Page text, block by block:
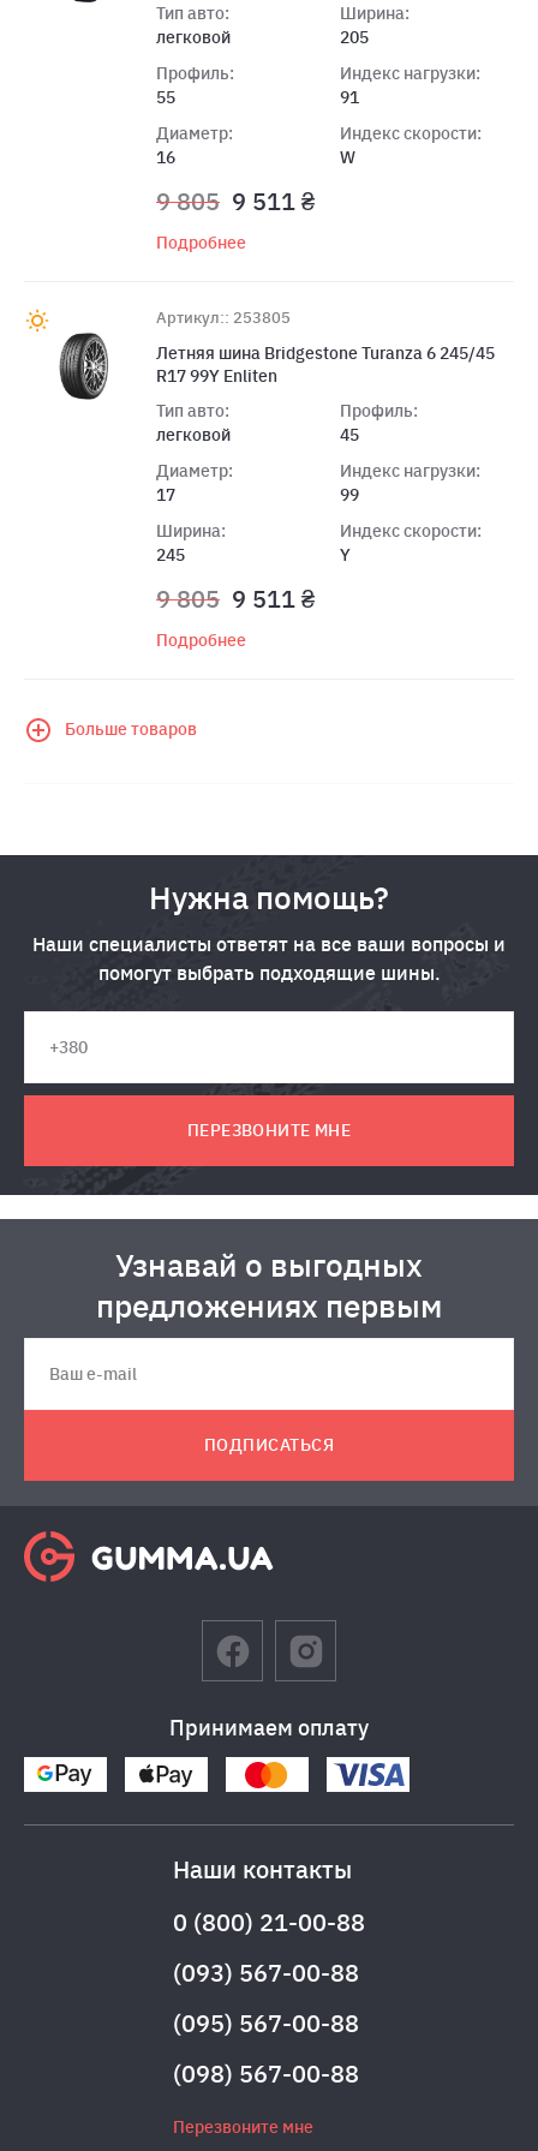
Тип авто:
легковой
Профиль:
55
Диаметр:
16
Ширина:
205
Индекс нагрузки:
91
Индекс скорости:
W
9 805 9 511 ₴
Подробнее
Артикул:: 253805
Летняя шина Bridgestone Turanza 6 245/45
R17 99Y Enliten
Тип авто:
легковой
Диаметр:
17
Ширина:
245
Профиль:
45
Индекс нагрузки:
99
Индекс скорости:
Y
9 805 9 511 ₴
Подробнее
Больше товаров
Нужна помощь?
Наши специалисты ответят на все ваши вопросы и
помогут выбрать подходящие шины.
ПЕРЕЗВОНИТЕ МНЕ
Узнавай о выгодных
предложениях первым
ПОДПИСАТЬСЯ
Принимаем оплату
Наши контакты
0 (800) 21-00-88
(093) 567-00-88
(095) 567-00-88
(098) 567-00-88
Перезвоните мне